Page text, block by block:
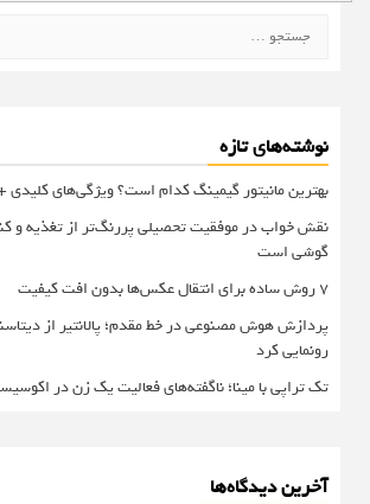
برای:
نوشته‌های تازه
بهترین مانیتور گیمینگ کدام است؟ ویژگی‌های کلیدی + 10 مدل
نقش خواب در موفقیت تحصیلی پررنگ‌تر از تغذیه و
گوشی است
۷ روش ساده برای انتقال عکس‌ها بدون افت کیفیت
پردازش هوش مصنوعی در خط مقدم؛ پالانتیر از
رونمایی کرد
تک تراپی با مینا؛ ناگفته‌های فعالیت یک زن در
آخرین دیدگاه‌ها